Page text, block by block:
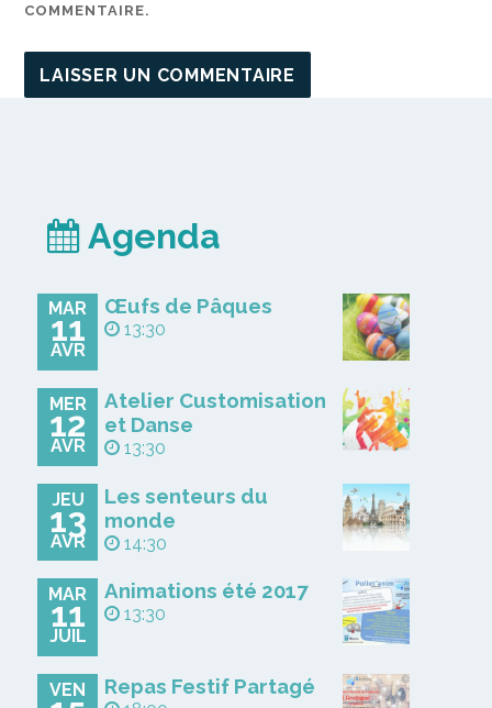
COMMENTAIRE.
Agenda
MAR
11
AVR
Œufs de Pâques
13:30
MER
12
AVR
Atelier Customisation
et Danse
13:30
JEU
13
AVR
Les senteurs du
monde
14:30
MAR
11
JUIL
Animations été 2017
13:30
VEN Repas Festif Partagé